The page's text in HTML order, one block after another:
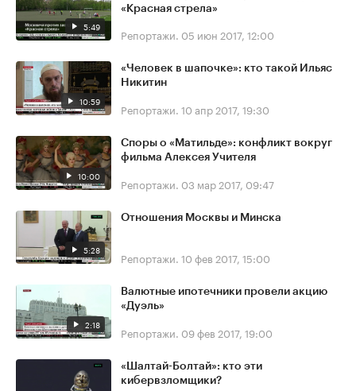
5:49
«Красная стрела»
Репортажи. 05 июн 2017, 12:00
10:59
«Человек в шапочке»: кто такой Ильяс
Никитин
Репортажи. 10 апр 2017, 19:30
10:00
Споры о «Матильде»: конфликт вокруг
фильма Алексея Учителя
Репортажи. 03 мар 2017, 09:47
5:28
Отношения Москвы и Минска
Репортажи. 10 фев 2017, 15:00
2:18
Валютные ипотечники провели акцию
«Дуэль»
Репортажи. 09 фев 2017, 19:00
«Шалтай-Болтай»: кто эти
кибервзломщики?